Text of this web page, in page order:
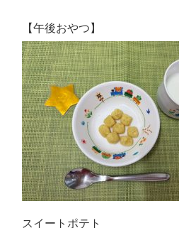
【午後おやつ】
スイートポテト